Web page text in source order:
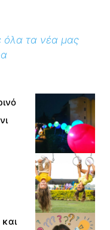
όλα τα νέα μας